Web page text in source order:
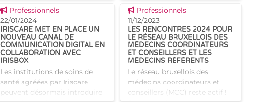
de soins (MR/MRS) La Cerisaie
à Schaerbeek a été le lieu
d'accueil de la 6ème rencontre
du réseau des infirmiers en
chef des MR/MRS.
infirmiers en chef des maisons
de repos (MR) et maisons de
Voir cette news
Professionnels
22/01/2024
IRISCARE MET EN PLACE UN
NOUVEAU CANAL DE
COMMUNICATION DIGITAL EN
COLLABORATION AVEC
IRISBOX
Les institutions de soins de
santé agréées par Iriscare
peuvent désormais introduire
Voir cette news
Professionnels
11/12/2023
LES RENCONTRES 2024 POUR
LE RÉSEAU BRUXELLOIS DES
MÉDECINS COORDINATEURS
ET CONSEILLERS ET LES
MÉDECINS RÉFÉRENTS
Le réseau bruxellois des
médecins coordinateurs et
conseillers (MCC) reste actif !